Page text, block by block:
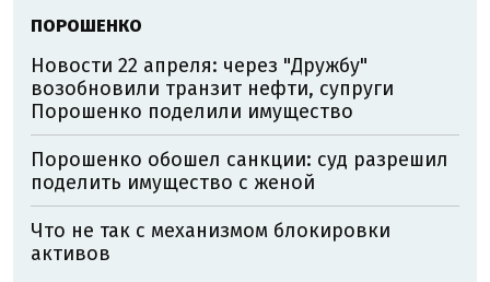
ПОРОШЕНКО
Новости 22 апреля: через "Дружбу"
возобновили транзит нефти, супруги
Порошенко поделили имущество
Порошенко обошел санкции: суд разрешил
поделить имущество с женой
Что не так с механизмом блокировки
активов